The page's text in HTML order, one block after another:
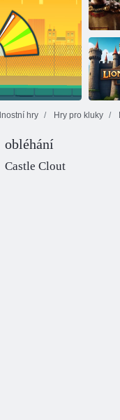
hry Hry pro kluky
obléhání
Castle Clout